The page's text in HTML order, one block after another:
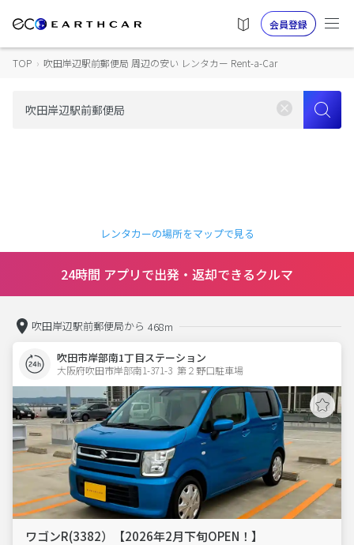
会員登録
TOP › 吹田岸辺駅前郵便局 周辺の安い レンタカー Rent-a-Car
レンタカーの場所をマップで見る
24時間 アプリで出発・返却できるクルマ
吹田岸辺駅前郵便局から 468m
吹田市岸部南1丁目ステーション
大阪府吹田市岸部南1-371-3  第２野口駐車場
ワゴンR(3382）【2026年2月下旬OPEN！】